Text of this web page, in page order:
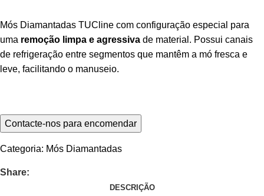
Mós Diamantadas TUCline com configuração especial para
uma remoção limpa e agressiva de material. Possui canais
de refrigeração entre segmentos que mantêm a mó fresca e
leve, facilitando o manuseio.
Categoria: Mós Diamantadas
Share:
DESCRIÇÃO